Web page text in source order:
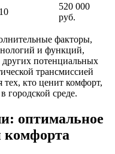
520 000
руб.
факторы,
и функций,
потенциальных
трансмиссией
кто ценит комфорт,
городской среде.
оптимальное
комфорта